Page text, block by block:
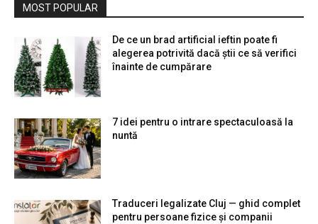
MOST POPULAR
De ce un brad artificial ieftin poate fi
alegerea potrivită dacă știi ce să verifici
înainte de cumpărare
7 idei pentru o intrare spectaculoasă la
nuntă
Traduceri legalizate Cluj — ghid complet
pentru persoane fizice și companii